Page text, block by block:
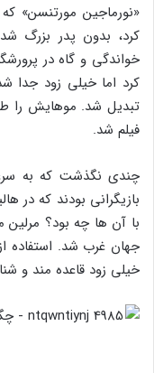
«نورماجین مورتنسن»
کرد، بدون پدر بزرگ
خواندگی و گاه در
کرد اما خیلی زود جدا
تبدیل شد. موهایش را
فیلم شد.
چندی نگذشت که به‌
بازیگرانی بودند که در
با آن‌ ها چه بود؟ مرلین
جهان غرب شد. استفاده
خیلی زود قاعده‌ مند و